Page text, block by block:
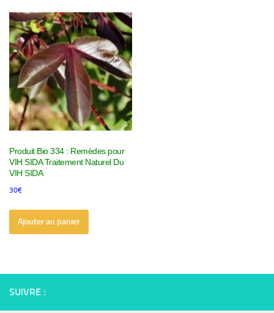
Produit Bio 334 : Remèdes pour
VIH SIDA Traitement Naturel Du
VIH SIDA
30€
Ajouter au panier
SUIVRE :